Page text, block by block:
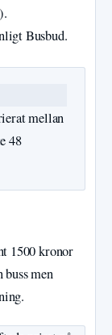
Busbud.
mellan
48
1500 kronor
men